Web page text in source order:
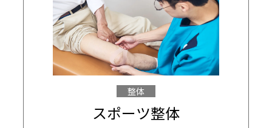
整体
スポーツ整体